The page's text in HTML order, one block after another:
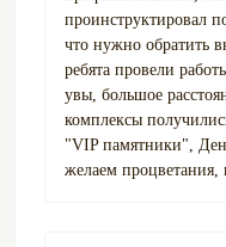
проинструктировал
что нужно обратить
ребята провели
увы, большое
комплексы
"VIP памятники",
желаем процветания,